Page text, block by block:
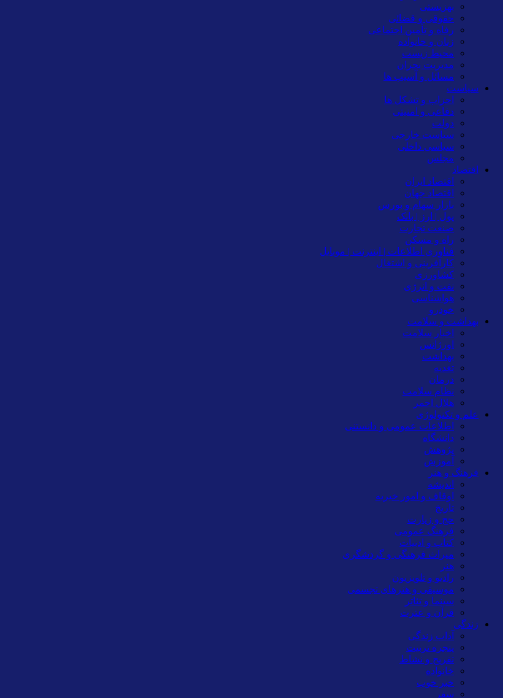
بهزیستی
حقوقی و قضائی
رفاه و تأمین اجتماعی
زنان و خانواده
محیط زیست
مدیریت بحران
مسائل و آسیب ها
سیاست
احزاب و تشکل ها
دفاعی و امنیتی
دولت
سیاست خارجی
سیاسی داخلی
مجلس
اقتصاد
اقتصاد ایران
اقتصاد جهان
بازار سهام و بورس
پول | ارز | بانک
صنعت تجارت
راه و مسکن
فناوری اطلاعات | اینترنت | موبایل
کارآفرینی و اشتغال
کشاورزی
نفت و انرژی
هواشناسی
خودرو
بهداشت و سلامت
اخبار سلامت
اورژانس
بهداشت
تغدیه
درمان
نظام سلامت
هلال احمر
علم و تکنولوژی
اطلاعات عمومی و دانستنی
دانشگاه
پژوهش
آموزش
فرهنگ و هنر
اندیشه
اوقاف و امور خیریه
تاریخ
حج و زیارت
فرهنگ عمومی
کتاب و ادبیات
میراث فرهنگی و گردشگری
هنر
رادیو و تلویزیون
موسیقی و هنرهای تجسمی
سینما و تئاتر
قرآن و عترت
زندگی
آداب زندگی
پنجره تربیت
تفریح و نشاط
خانواده
خبر خوب
سفر